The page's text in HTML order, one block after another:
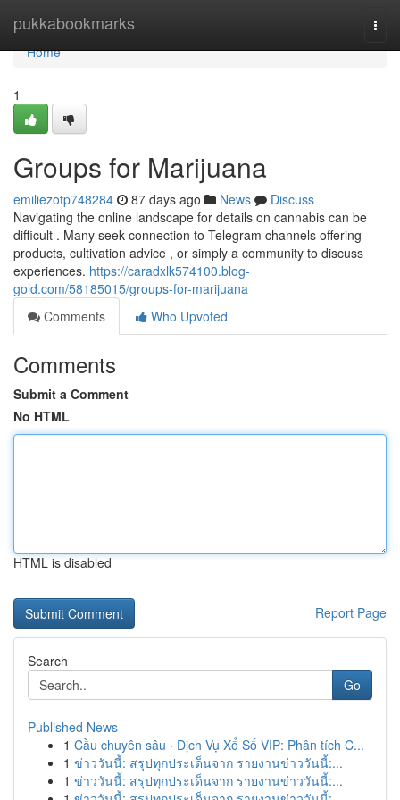
pukkabookmarks
Home
Home
1
Groups for Marijuana
emiliezotp748284 87 days ago News
Discuss
Navigating the online landscape for details on cannabis can be
difficult . Many seek connection to Telegram channels offering
products, cultivation advice , or simply a community to discuss
experiences. https://caradxlk574100.blog-
gold.com/58185015/groups-for-marijuana
Comments
Who Upvoted
Comments
Submit a Comment
No HTML
HTML is disabled
Report Page
Search
Go
Published News
1 Cầu chuyên sâu · Dịch Vụ Xổ Số VIP: Phân tích C...
1 ข่าววันนี้: สรุปทุกประเด็นจาก รายงานข่าววันนี้:...
1 ข่าววันนี้: สรุปทุกประเด็นจาก รายงานข่าววันนี้:...